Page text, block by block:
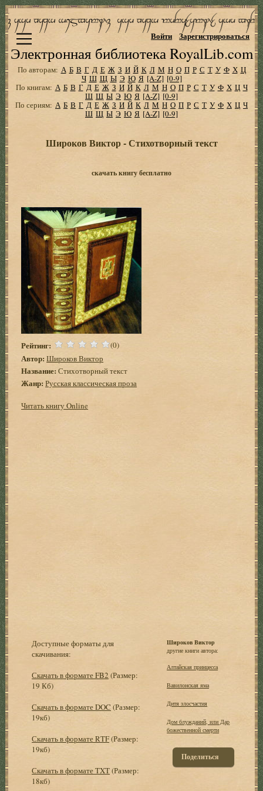
Электронная библиотека RoyalLib.com
Войти Зарегистрироваться
По авторам: А Б В Г Д Е Ж З И Й К Л М Н О П Р С Т У Ф Х Ц
Ч Ш Щ Ы Э Ю Я [A-Z] [0-9]
По книгам: А Б В Г Д Е Ж З И Й К Л М Н О П Р С Т У Ф Х Ц Ч
Ш Щ Ы Э Ю Я [A-Z] [0-9]
По сериям: А Б В Г Д Е Ж З И Й К Л М Н О П Р С Т У Ф Х Ц Ч
Ш Щ Ы Э Ю Я [A-Z] [0-9]
Широков Виктор - Стихотворный текст
скачать книгу бесплатно
Рейтинг: (0)
Автор: Широков Виктор
Название: Стихотворный текст
Жанр: Русская классическая проза
Читать книгу Online
Доступные форматы для
скачивания:
Скачать в формате FB2 (Размер:
19 Кб)
Скачать в формате DOC (Размер:
19кб)
Скачать в формате RTF(Размер:
19кб)
Скачать в формате TXT(Размер:
18кб)
Широков Виктор
другие книги автора:
Алтайская принцесса
Вавилонская яма
Дитя злосчастия
Дом блужданий, или Дар
божественной смерти
Поделиться